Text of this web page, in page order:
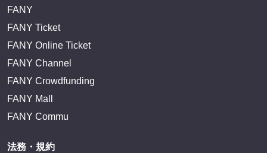
FANY
FANY Ticket
FANY Online Ticket
FANY Channel
FANY Crowdfunding
FANY Mall
FANY Commu
法務・規約